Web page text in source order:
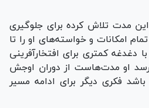
مدت تلاش کرده برای جلوگیری
امکانات و خواسته‌های او را تا
دغدغه کمتری برای افتخارآفرینی
او مدت‌هاست از دوران اوجش
فکری دیگر برای ادامه مسیر